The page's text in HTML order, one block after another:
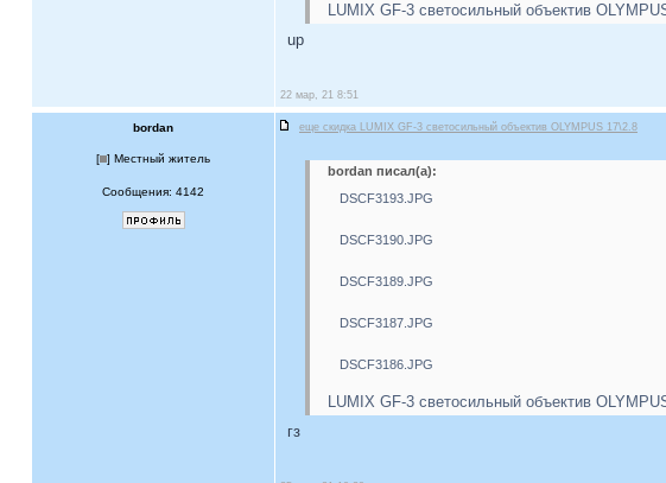
LUMIX GF-3 светосильный объектив
up
22 мар, 21 8:51
bordan еще скидка LUMIX GF-3 светосильный объектив OLYMPUS 17\2.8
[ ] Местный житель
Сообщения: 4142
bordan писал(а):
DSCF3193.JPG
DSCF3190.JPG
DSCF3189.JPG
DSCF3187.JPG
DSCF3186.JPG
LUMIX GF-3 светосильный объектив
гз